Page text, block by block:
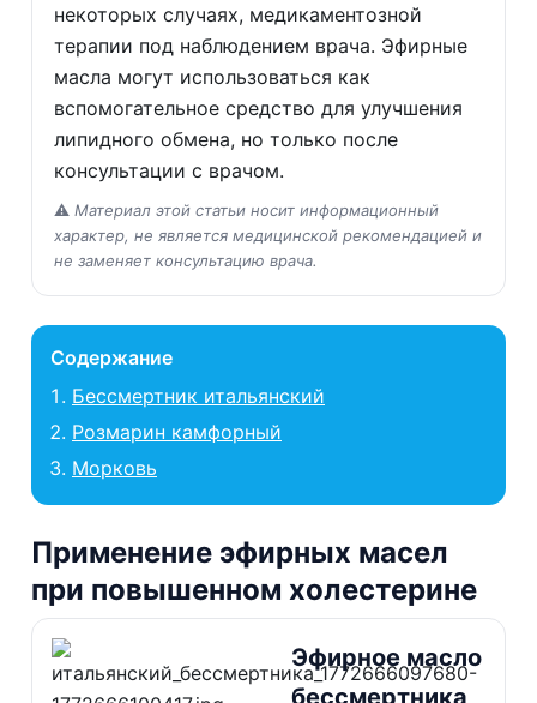
некоторых случаях, медикаментозной
терапии под наблюдением врача. Эфирные
масла могут использоваться как
вспомогательное средство для улучшения
липидного обмена, но только после
консультации с врачом.
⚠️ Материал этой статьи носит информационный
характер, не является медицинской рекомендацией и
не заменяет консультацию врача.
Содержание
Бессмертник итальянский
Розмарин камфорный
Морковь
Применение эфирных масел
при повышенном холестерине
Эфирное масло
бессмертника